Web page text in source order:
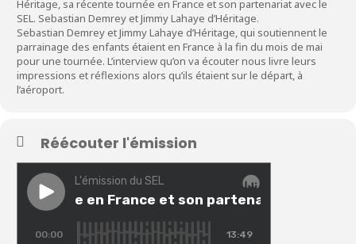
Héritage, sa récente tournée en France et son partenariat avec le
SEL. Sebastian Demrey et Jimmy Lahaye d’Héritage.
Sebastian Demrey et Jimmy Lahaye d’Héritage, qui soutiennent le
parrainage des enfants étaient en France à la fin du mois de mai
pour une tournée. L’interview qu’on va écouter nous livre leurs
impressions et réflexions alors qu’ils étaient sur le départ, à
l’aéroport.
Réécouter l'émission